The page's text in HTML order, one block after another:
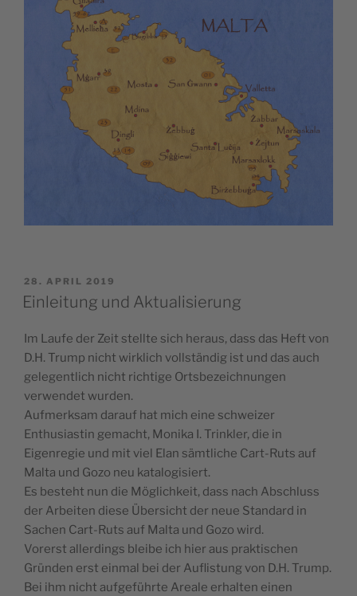
VERÖFFENTLICHT
AM
28. APRIL 2019
Einleitung und Aktualisierung
Im Laufe der Zeit stellte sich heraus, dass das Heft von
D.H. Trump nicht wirklich vollständig ist und das auch
gelegentlich nicht richtige Ortsbezeichnungen
verwendet wurden.
Aufmerksam darauf hat mich eine schweizer
Enthusiastin gemacht, Monika I. Trinkler, die in
Eigenregie und mit viel Elan sämtliche Cart-Ruts auf
Malta und Gozo neu katalogisiert.
Es besteht nun die Möglichkeit, dass nach Abschluss
der Arbeiten diese Übersicht der neue Standard in
Sachen Cart-Ruts auf Malta und Gozo wird.
Vorerst allerdings bleibe ich hier aus praktischen
Gründen erst einmal bei der Auflistung von D.H. Trump.
Bei ihm nicht aufgeführte Areale erhalten einen